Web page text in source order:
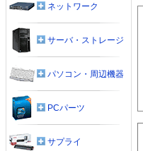
ネットワーク
サーバ・ストレージ
パソコン・周辺機器
PCパーツ
サプライ